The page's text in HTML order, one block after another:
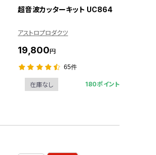
超音波カッターキット UC864
アストロプロダクツ
19,800円
65件
在庫なし 180ポイント